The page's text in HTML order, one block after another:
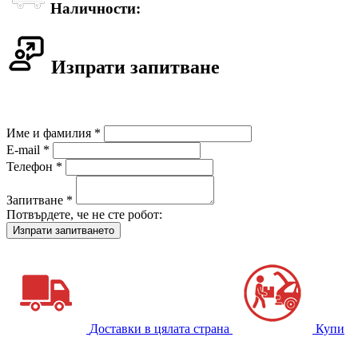
Наличности:
Изпрати запитване
Име и фамилия *
E-mail *
Телефон *
Запитване *
Потвърдете, че не сте робот:
Доставки в цялата страна Купи